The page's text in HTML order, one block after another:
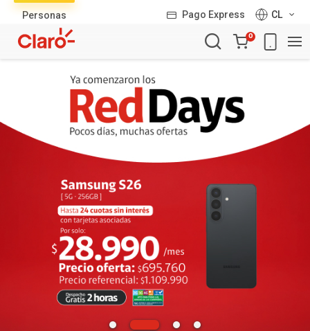
Personas Pago Express
CL
Carro
de
0
productos